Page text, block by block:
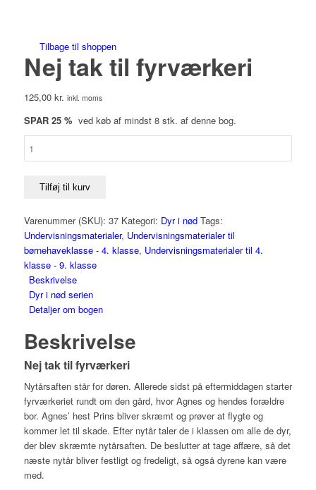
Tilbage til shoppen
Nej tak til fyrværkeri
125,00 kr. inkl. moms
SPAR 25 %ved køb af mindst 8 stk. af denne bog.
fyrværkeri
Tilføj til kurv
Varenummer (SKU): 37 Kategori: Dyr i nød Tags:
Undervisningsmaterialer, Undervisningsmaterialer til
børnehaveklasse - 4. klasse, Undervisningsmaterialer til 4.
klasse - 9. klasse
Beskrivelse
Dyr i nød serien
Detaljer om bogen
Beskrivelse
Nej tak til fyrværkeri
Nytårsaften står for døren. Allerede sidst på eftermiddagen starter
fyrværkeriet rundt om den gård, hvor Agnes og hendes forældre
bor. Agnes’ hest Prins bliver skræmt og prøver at flygte og
kommer let til skade. Efter nytår taler de i klassen om alle de dyr,
der blev skræmte nytårsaften. De beslutter at tage affære, så det
næste nytår bliver festligt og fredeligt, så også dyrene kan være
med.